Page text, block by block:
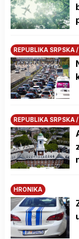
REPUBLIKA SRPSKA
REPUBLIKA SRPSKA
HRONIKA